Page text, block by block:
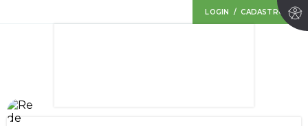
LOGIN / CADASTRO